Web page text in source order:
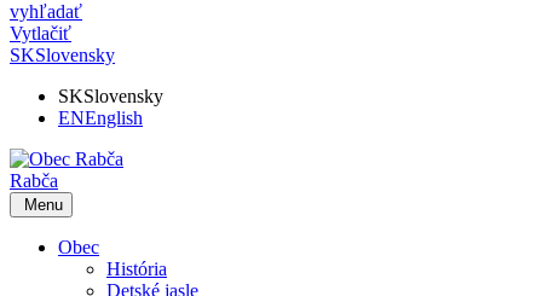
vyhľadať
Vytlačiť
SKSlovensky
SKSlovensky
ENEnglish
Rabča
Menu
Obec
História
Detské jasle